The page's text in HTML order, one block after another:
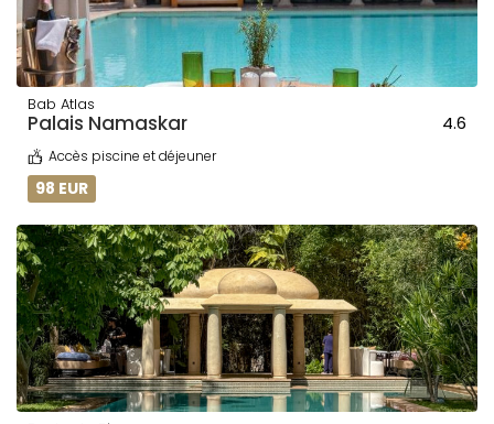
Bab Atlas
Palais Namaskar 4.6
Accès piscine et déjeuner
98 EUR